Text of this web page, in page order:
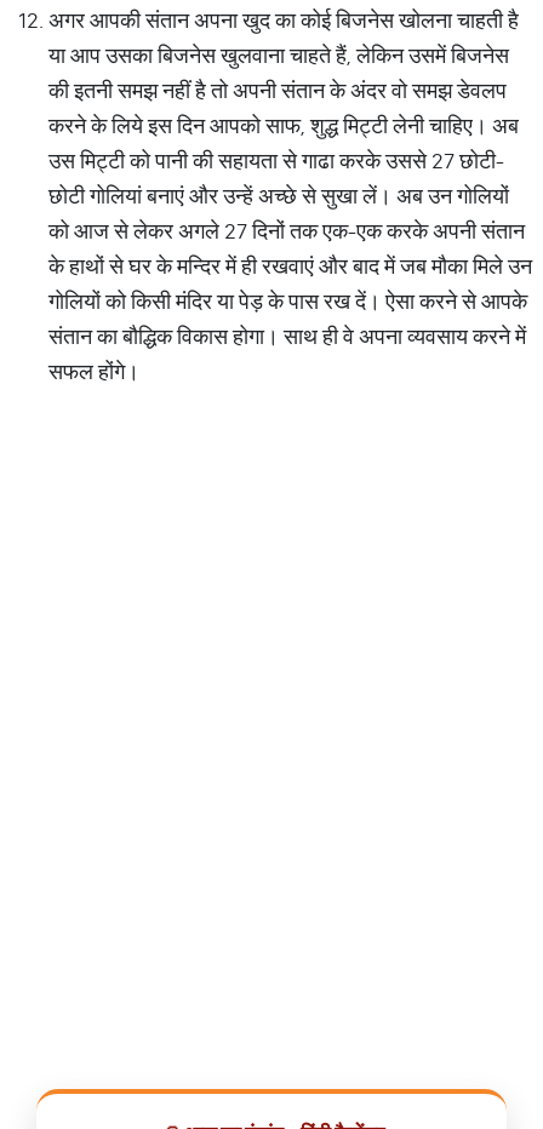
अगर आपकी संतान अपना खुद का कोई बिजनेस खोलना चाहती है
या आप उसका बिजनेस खुलवाना चाहते हैं, लेकिन उसमें बिजनेस
की इतनी समझ नहीं है तो अपनी संतान के अंदर वो समझ डेवलप
करने के लिये इस दिन आपको साफ, शुद्ध मिट्टी लेनी चाहिए। अब
उस मिट्टी को पानी की सहायता से गाढा करके उससे 27 छोटी-
छोटी गोलियां बनाएं और उन्हें अच्छे से सुखा लें। अब उन गोलियों
को आज से लेकर अगले 27 दिनों तक एक-एक करके अपनी संतान
के हाथों से घर के मन्दिर में ही रखवाएं और बाद में जब मौका मिले उन
गोलियों को किसी मंदिर या पेड़ के पास रख दें। ऐसा करने से आपके
संतान का बौद्धिक विकास होगा। साथ ही वे अपना व्यवसाय करने में
सफल होंगे।